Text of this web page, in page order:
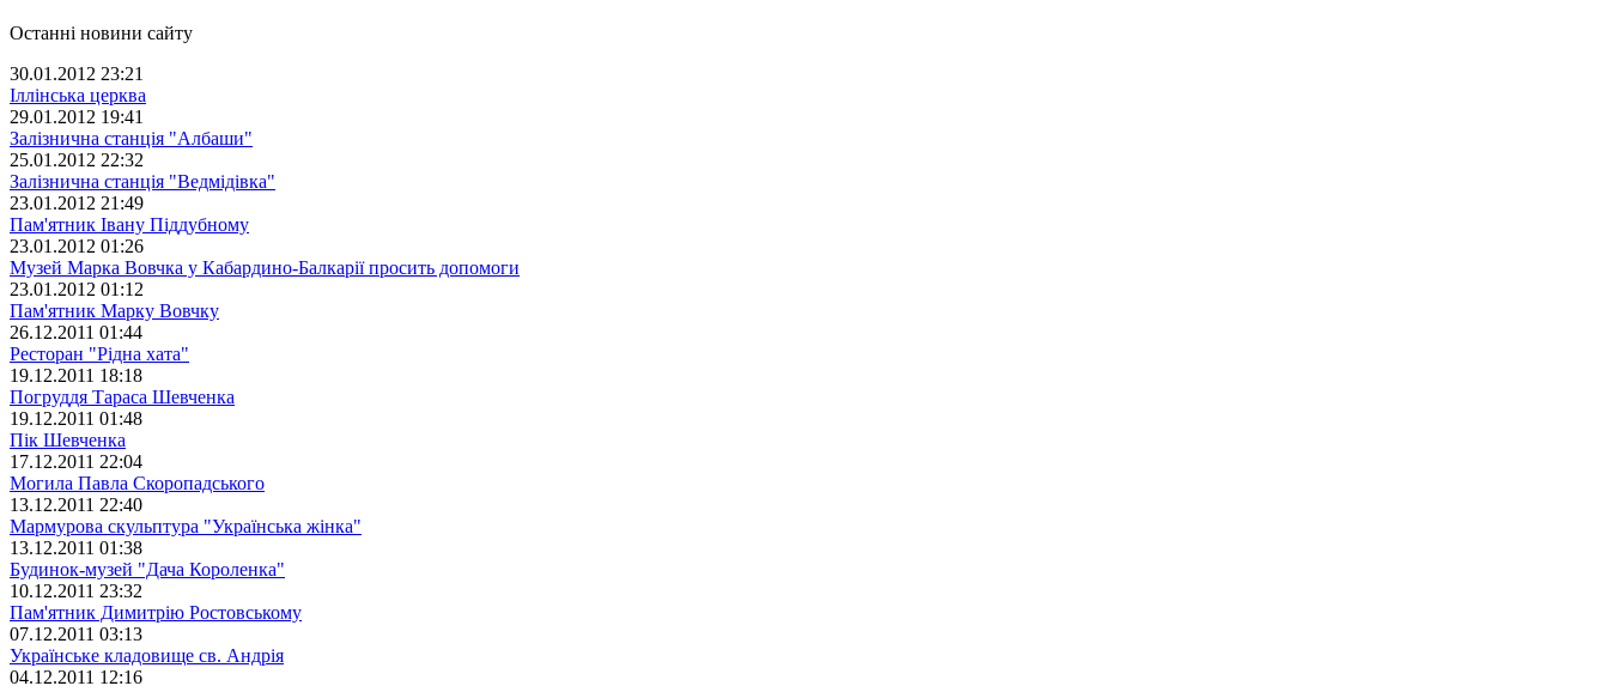
Останні новини сайту
30.01.2012 23:21
Іллінська церква
29.01.2012 19:41
Залізнична станція "Албаши"
25.01.2012 22:32
Залізнична станція "Ведмідівка"
23.01.2012 21:49
Пам'ятник Івану Піддубному
23.01.2012 01:26
Музей Марка Вовчка у Кабардино-Балкарії просить допомоги
23.01.2012 01:12
Пам'ятник Марку Вовчку
26.12.2011 01:44
Ресторан "Рідна хата"
19.12.2011 18:18
Погруддя Тараса Шевченка
19.12.2011 01:48
Пік Шевченка
17.12.2011 22:04
Могила Павла Скоропадського
13.12.2011 22:40
Мармурова скульптура "Українська жінка"
13.12.2011 01:38
Будинок-музей "Дача Короленка"
10.12.2011 23:32
Пам'ятник Димитрію Ростовському
07.12.2011 03:13
Українське кладовище св. Андрія
04.12.2011 12:16